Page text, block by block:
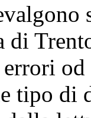
di
tipo di